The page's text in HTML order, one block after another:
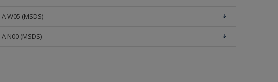
W05 (MSDS)
N00 (MSDS)